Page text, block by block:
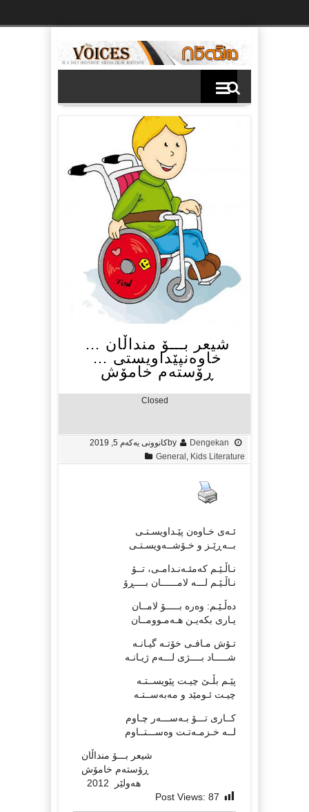
شیعر بـــۆ منداڵان …
خاوەنپێداویستی …
ڕۆستەم خامۆش
Closed
by Dengekan
کانوونی یەکەم 5, 2019
General Kids Literature
ئـەی خـاوەن پێـداويسـتـی
بــەڕێـز و خـۆشــەويسـتـی
نـاڵـێـم كەمئـەنـدامـی، تــۆ
نـاڵـێـم لـــە لامــــــان بــــڕۆ
دەڵـێـم: وەرە بـــــۆ لامــان
يـاری بكەيـن هـەمـوومــان
تـۆش مـافـی خۆتـە گيـانـە
شـــــاد بــــژی لـــەم ژيـانـە
پێـم بڵـێ چيـت پێويســتـە
چيـت ئـومێد و مەبەســتـە
كــاری تـــۆ بـەســـەر چـاوم
لــە خـزمـەتـت وەســـتــاوم
     هەولێر  2012
Post Views: 87